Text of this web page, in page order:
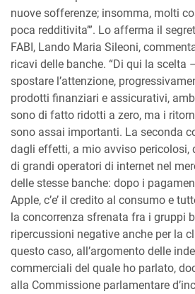
nuove sofferenze; insomma, molti
poca redditivita’”. Lo afferma il
FABI, Lando Maria Sileoni,
ricavi delle banche. “Di qui la scelta
spostare l’attenzione,
prodotti finanziari e assicurativi,
sono di fatto ridotti a zero, ma i
sono assai importanti. La seconda
dagli effetti, a mio avviso pericolosi,
di grandi operatori di internet nel
delle stesse banche: dopo i
Apple, c’e’ il credito al consumo e
la concorrenza sfrenata fra i gruppi
ripercussioni negative anche per la
questo caso, all’argomento delle
commerciali del quale ho parlato,
alla Commissione parlamentare